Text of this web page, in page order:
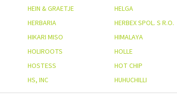
HEIN & GRAETJE
HELGA
HERBARIA
HERBEX SPOL. S R.O.
HIKARI MISO
HIMALAYA
HOLIROOTS
HOLLE
HOSTESS
HOT CHIP
HS, INC
HUHUCHILLI